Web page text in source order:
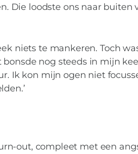
Die loodste ons naar buiten
niets te mankeren. Toch
nog steeds in mijn
Ik kon mijn ogen niet
out, compleet met een